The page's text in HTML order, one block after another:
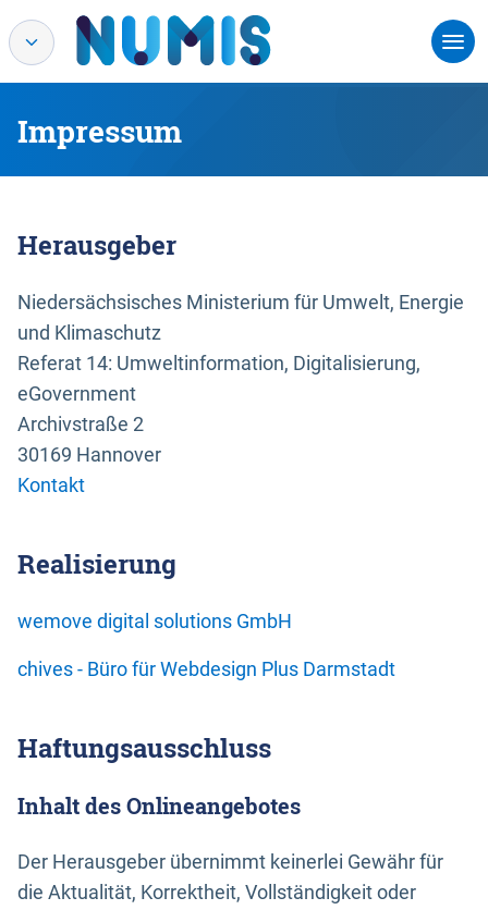
Impressum
Herausgeber
Niedersächsisches Ministerium für Umwelt, Energie
und Klimaschutz
Referat 14: Umweltinformation, Digitalisierung,
eGovernment
Archivstraße 2
30169 Hannover
Kontakt
Realisierung
wemove digital solutions GmbH
chives - Büro für Webdesign Plus Darmstadt
Haftungsausschluss
Inhalt des Onlineangebotes
Der Herausgeber übernimmt keinerlei Gewähr für
die Aktualität, Korrektheit, Vollständigkeit oder